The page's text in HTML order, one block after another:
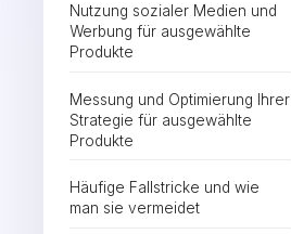
Nutzung sozialer Medien und
Werbung für ausgewählte
Produkte
Messung und Optimierung Ihrer
Strategie für ausgewählte
Produkte
Häufige Fallstricke und wie
man sie vermeidet